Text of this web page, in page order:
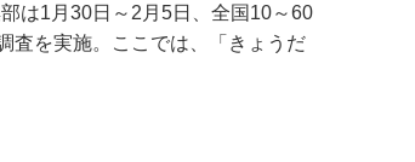
は1月30日～2月5日、全国10～60
査を実施。ここでは、「きょうだ